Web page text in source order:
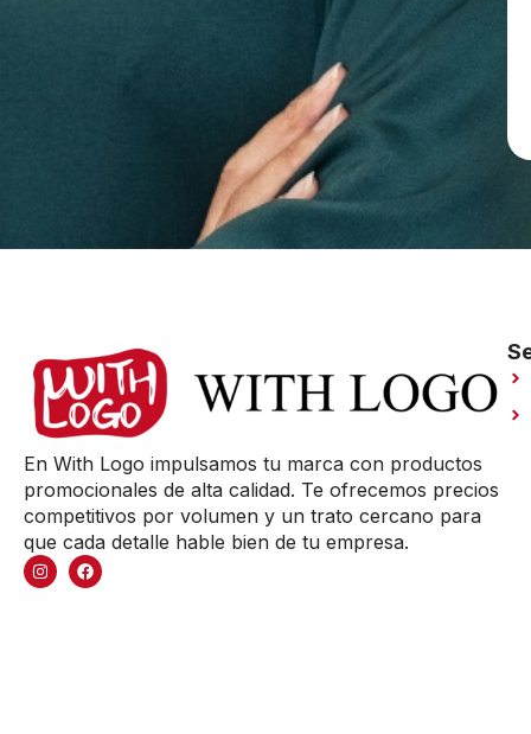
En With Logo impulsamos tu marca con productos
promocionales de alta calidad. Te ofrecemos precios
competitivos por volumen y un trato cercano para
que cada detalle hable bien de tu empresa.